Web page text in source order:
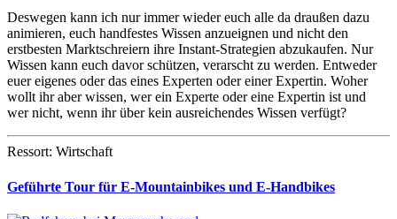
Deswegen kann ich nur immer wieder euch alle da draußen dazu
animieren, euch handfestes Wissen anzueignen und nicht den
erstbesten Marktschreiern ihre Instant-Strategien abzukaufen. Nur
Wissen kann euch davor schützen, verarscht zu werden. Entweder
euer eigenes oder das eines Experten oder einer Expertin. Woher
wollt ihr aber wissen, wer ein Experte oder eine Expertin ist und
wer nicht, wenn ihr über kein ausreichendes Wissen verfügt?
Ressort: Wirtschaft
Geführte Tour für E-Mountainbikes und E-Handbikes